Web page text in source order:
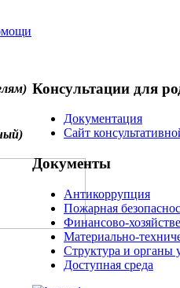
Консультации для
Документация
Сайт
Документы
Антикоррупция
Пожарная
Финансово-
Материально-
Структура и органы
Доступная среда